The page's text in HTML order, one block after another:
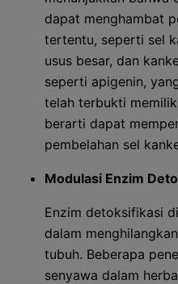
dapat menghambat
tertentu, seperti sel
usus besar, dan
seperti apigenin,
telah terbukti
berarti dapat
pembelahan sel
Modulasi Enzim
Enzim detoksifikasi
dalam
tubuh. Beberapa
senyawa dalam